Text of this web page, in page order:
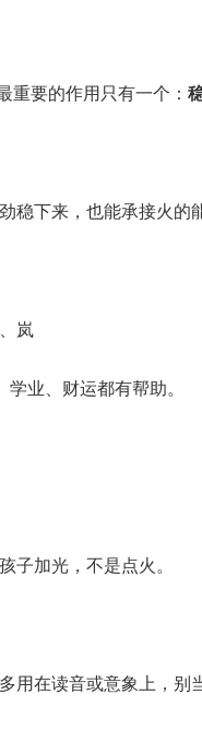
重要的作用只有一个：
稳下来，也能承接火的
岚
学业、财运都有帮助。
子加光，不是点火。
多用在读音或意象上，别